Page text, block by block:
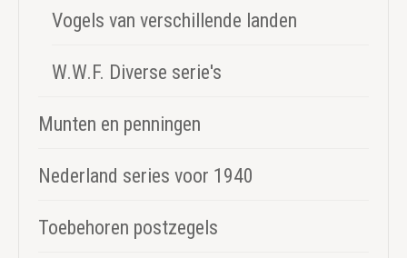
Vogels van verschillende landen
W.W.F. Diverse serie's
Munten en penningen
Nederland series voor 1940
Toebehoren postzegels